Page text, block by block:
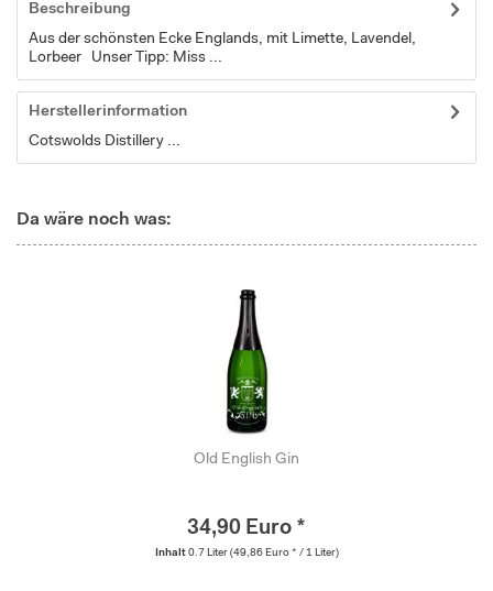
Beschreibung
Aus der schönsten Ecke Englands, mit Limette, Lavendel,
Lorbeer Unser Tipp: Miss ...
Herstellerinformation
Cotswolds Distillery ...
Da wäre noch was:
Old English Gin
34,90 Euro *
Inhalt 0.7 Liter (49,86 Euro * / 1 Liter)